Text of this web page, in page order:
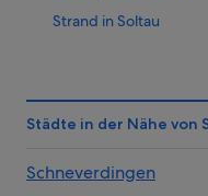
Strand in Soltau
Hotels mit Restaurant
B&B in Wolterdingen
Städte in der Nähe von
Schneverdingen